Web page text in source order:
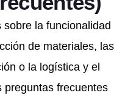
la funcionalidad
de materiales, las
o la logística y el
preguntas frecuentes